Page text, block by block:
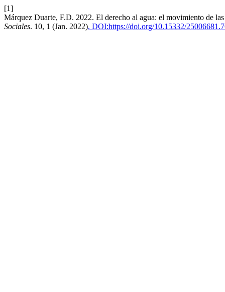
[1]
Márquez Duarte, F.D. 2022. El derecho al agua: el movimiento de
Sociales. 10, 1 (Jan. 2022). DOI:https://doi.org/10.15332/